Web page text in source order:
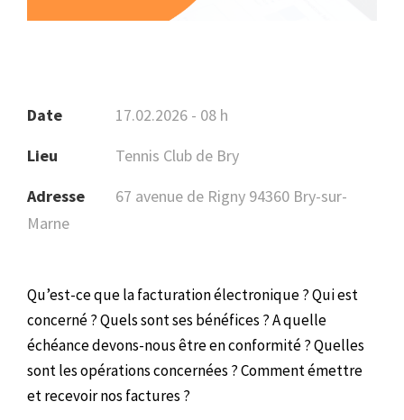
Date
17.02.2026 - 08 h
Lieu
Tennis Club de Bry
Adresse
67 avenue de Rigny 94360 Bry-sur-
Marne
Qu’est-ce que la facturation électronique ? Qui est
concerné ? Quels sont ses bénéfices ? A quelle
échéance devons-nous être en conformité ? Quelles
sont les opérations concernées ? Comment émettre
et recevoir nos factures ?